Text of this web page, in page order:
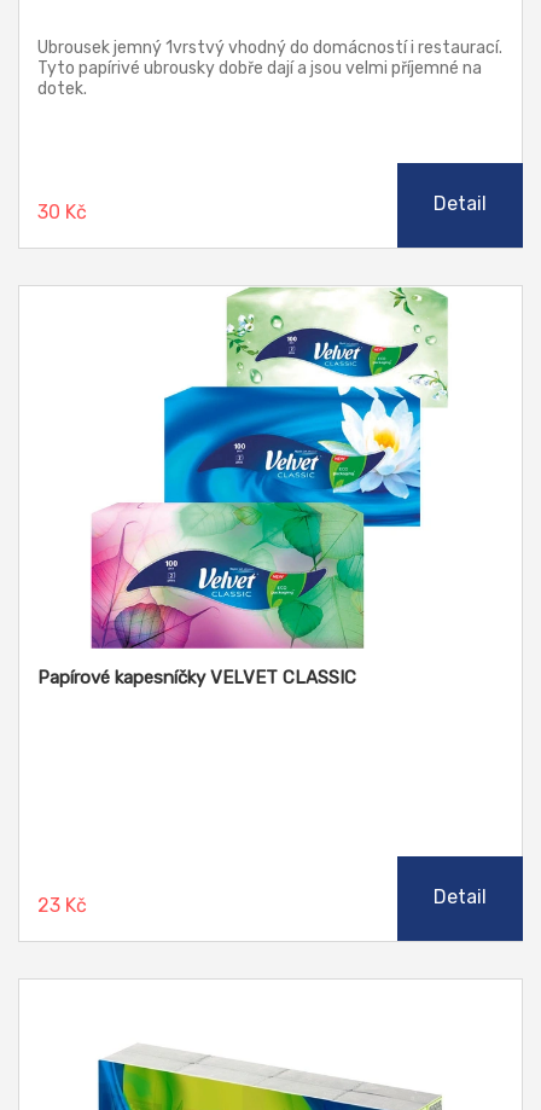
Ubrousek jemný 1vrstvý vhodný do domácností i restaurací.
Tyto papírivé ubrousky dobře dají a jsou velmi příjemné na
dotek.
30 Kč Detail
Papírové kapesníčky VELVET CLASSIC
23 Kč Detail